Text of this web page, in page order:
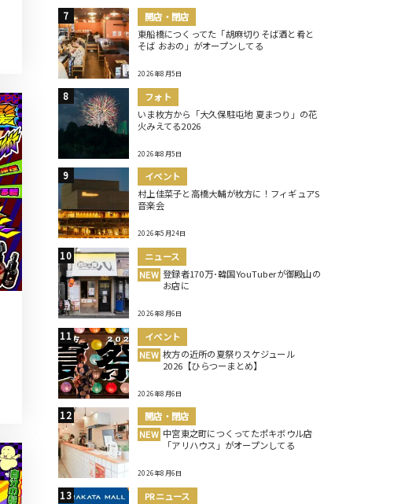
開店・閉店
東船橋につくってた「胡麻切りそば酒と肴と
そば おおの」がオープンしてる
2026年8月5日
フォト
いま枚方から「大久保駐屯地 夏まつり」の花
火みえてる2026
2026年8月5日
イベント
村上佳菜子と高橋大輔が枚方に！フィギュアS
音楽会
2026年5月24日
ニュース
NEW 登録者170万･韓国YouTuberが御殿山の
お店に
2026年8月6日
イベント
NEW 枚方の近所の夏祭りスケジュール
2026【ひらつーまとめ】
2026年8月6日
開店・閉店
NEW 中宮東之町につくってたポキボウル店
「アリハウス」がオープンしてる
2026年8月6日
PRニュース